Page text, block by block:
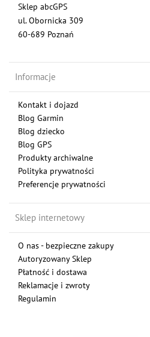
Sklep abcGPS
ul. Obornicka 309
60-689 Poznań
Informacje
Kontakt i dojazd
Blog Garmin
Blog dziecko
Blog GPS
Produkty archiwalne
Polityka prywatności
Preferencje prywatności
Sklep internetowy
O nas - bezpieczne zakupy
Autoryzowany Sklep
Płatność i dostawa
Reklamacje i zwroty
Regulamin